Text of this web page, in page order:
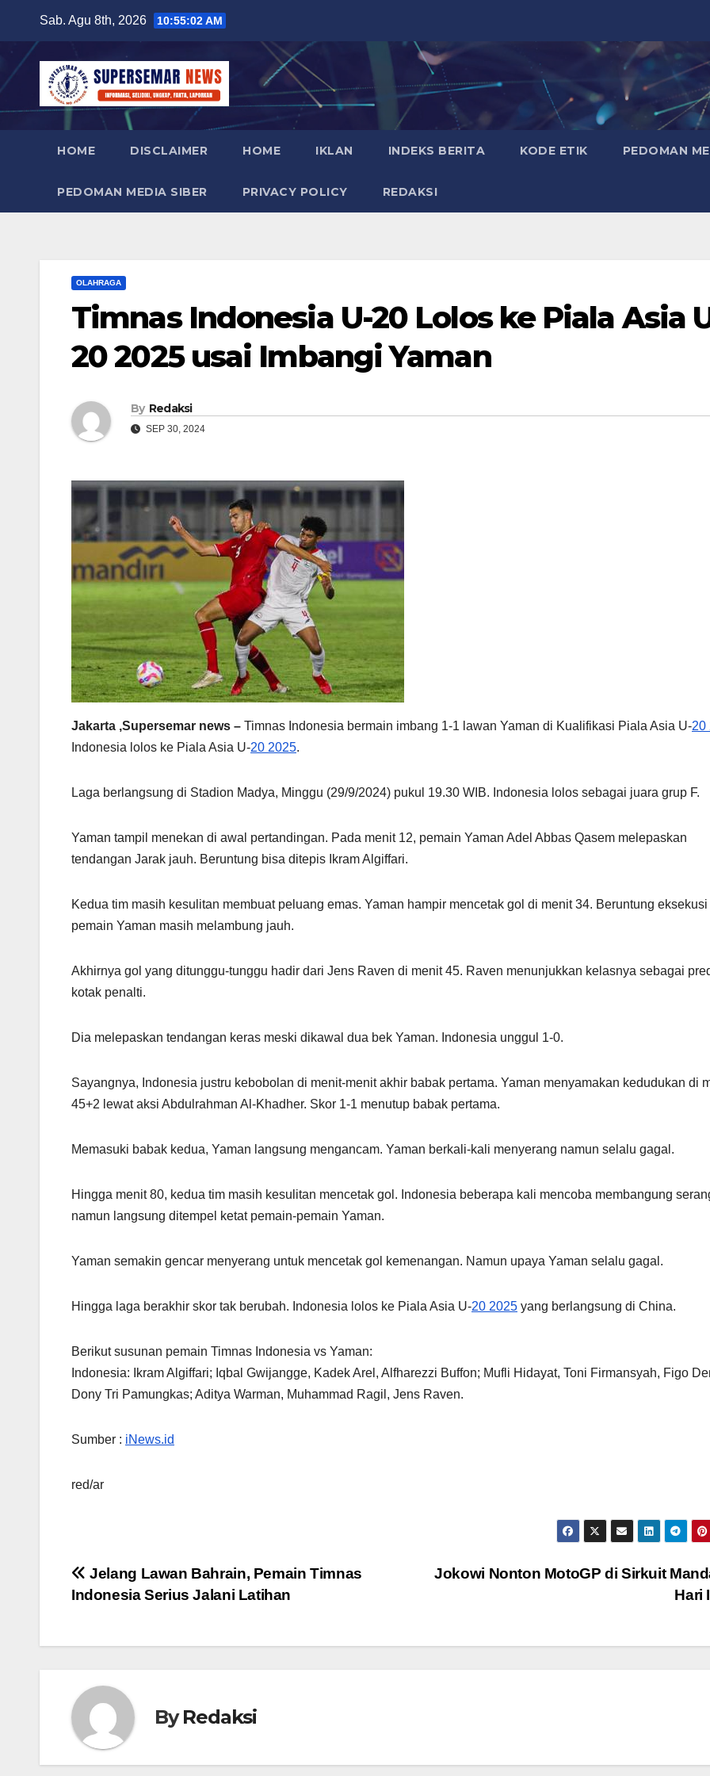
content
Sab. Agu 8th, 2026 10:55:03 AM
HOME DISCLAIMER HOME IKLAN INDEKS BERITA KODE ETIK PEDOMAN
PEDOMAN MEDIA SIBER PRIVACY POLICY REDAKSI
OLAHRAGA
Timnas Indonesia U-20 Lolos ke Piala Asia
20 2025 usai Imbangi Yaman
By Redaksi
SEP 30, 2024
Jakarta ,Supersemar news – Timnas Indonesia bermain imbang 1-1 lawan Yaman di Kualifikasi Piala Asia U-20
Indonesia lolos ke Piala Asia U-20 2025.
Laga berlangsung di Stadion Madya, Minggu (29/9/2024) pukul 19.30 WIB. Indonesia lolos sebagai juara grup F.
Yaman tampil menekan di awal pertandingan. Pada menit 12, pemain Yaman Adel Abbas Qasem melepaskan
tendangan Jarak jauh. Beruntung bisa ditepis Ikram Algiffari.
Kedua tim masih kesulitan membuat peluang emas. Yaman hampir mencetak gol di menit 34. Beruntung eksekusi
pemain Yaman masih melambung jauh.
Akhirnya gol yang ditunggu-tunggu hadir dari Jens Raven di menit 45. Raven menunjukkan kelasnya sebagai
kotak penalti.
Dia melepaskan tendangan keras meski dikawal dua bek Yaman. Indonesia unggul 1-0.
Sayangnya, Indonesia justru kebobolan di menit-menit akhir babak pertama. Yaman menyamakan kedudukan di
45+2 lewat aksi Abdulrahman Al-Khadher. Skor 1-1 menutup babak pertama.
Memasuki babak kedua, Yaman langsung mengancam. Yaman berkali-kali menyerang namun selalu gagal.
Hingga menit 80, kedua tim masih kesulitan mencetak gol. Indonesia beberapa kali mencoba membangung
namun langsung ditempel ketat pemain-pemain Yaman.
Yaman semakin gencar menyerang untuk mencetak gol kemenangan. Namun upaya Yaman selalu gagal.
Hingga laga berakhir skor tak berubah. Indonesia lolos ke Piala Asia U-20 2025 yang berlangsung di China.
Berikut susunan pemain Timnas Indonesia vs Yaman:
Indonesia: Ikram Algiffari; Iqbal Gwijangge, Kadek Arel, Alfharezzi Buffon; Mufli Hidayat, Toni Firmansyah, Figo
Dony Tri Pamungkas; Aditya Warman, Muhammad Ragil, Jens Raven.
Sumber : iNews.id
red/ar
Navigasi
Jokowi Nonton MotoGP di Sirkuit
Hari
Jelang Lawan Bahrain, Pemain Timnas
Indonesia Serius Jalani Latihan
ByRedaksi